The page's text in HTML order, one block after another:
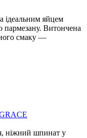
ідеальним яйцем
Витончена
смаку —
ніжний шпинат у